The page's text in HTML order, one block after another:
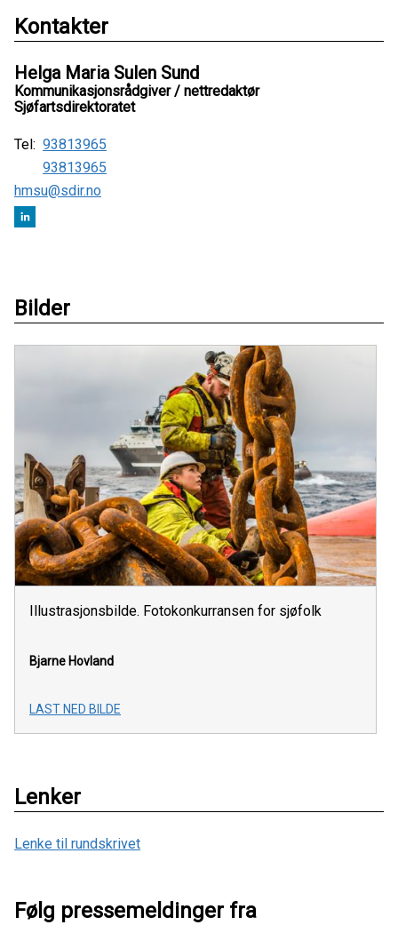
Kontakter
Helga Maria Sulen Sund
Kommunikasjonsrådgiver / nettredaktør
Sjøfartsdirektoratet
Tel: 93813965
93813965
hmsu@sdir.no
Bilder
Illustrasjonsbilde. Fotokonkurransen for sjøfolk
Bjarne Hovland
LAST NED BILDE
Lenker
Lenke til rundskrivet
Følg pressemeldinger fra